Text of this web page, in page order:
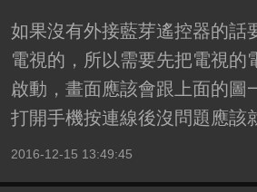
如果沒有外接藍芽遙控器的話
電視的，所以需要先把電視的
啟動，畫面應該會跟上面的圖
打開手機按連線後沒問題應該
2016-12-15 13:49:45